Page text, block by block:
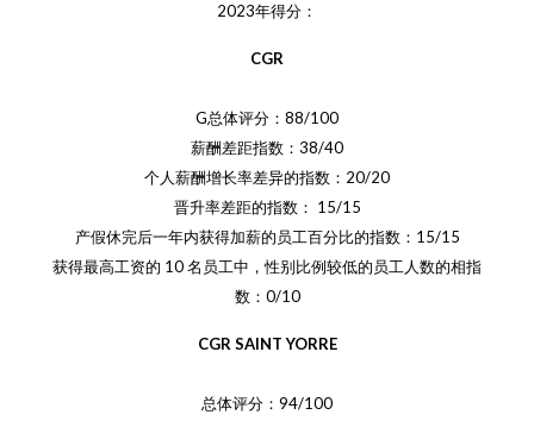
2023年得分：
CGR
G总体评分：88/100
薪酬差距指数：38/40
个人薪酬增长率差异的指数：20/20
晋升率差距的指数： 15/15
产假休完后一年内获得加薪的员工百分比的指数：15/15
获得最高工资的 10 名员工中，性别比例较低的员工人数的相指
数：0/10
CGR SAINT YORRE
总体评分：94/100